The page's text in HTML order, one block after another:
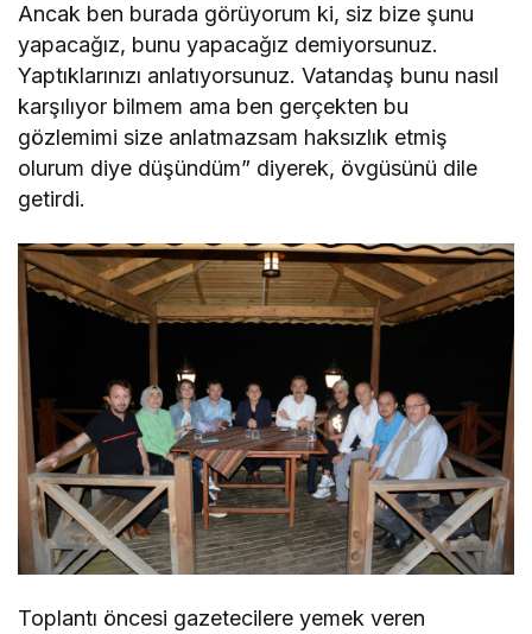
Ancak ben burada görüyorum ki, siz bize şunu
yapacağız, bunu yapacağız demiyorsunuz.
Yaptıklarınızı anlatıyorsunuz. Vatandaş bunu nasıl
karşılıyor bilmem ama ben gerçekten bu
gözlemimi size anlatmazsam haksızlık etmiş
olurum diye düşündüm” diyerek, övgüsünü dile
getirdi.
Toplantı öncesi gazetecilere yemek veren